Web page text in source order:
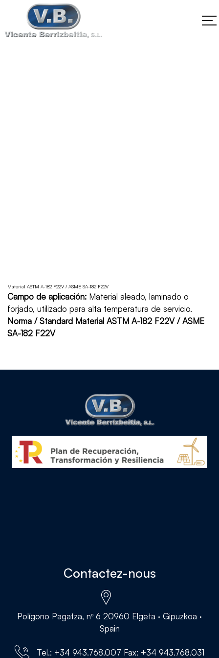
Material ASTM A-182 F22V / ASME SA-182 F22V
Campo de aplicación: Material aleado, laminado o
forjado, utilizado para alta temperatura de servicio.
Norma / Standard Material ASTM A-182 F22V / ASME
SA-182 F22V
Contactez-nous
Polígono Pagatza, nº 6 20960 Elgeta · Gipuzkoa ·
Spain
Tel.: +34 943.768.007 Fax: +34 943.768.031